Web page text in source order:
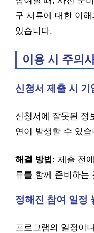
구 서류에 대한 이
있습니다.
이용 시 주의
신청서 제출 시 기
신청서에 잘못된 정
연이 발생할 수 있습
해결 방법: 제출 전
류를 함께 준비하는
정해진 참여 일정
프로그램의 일정이